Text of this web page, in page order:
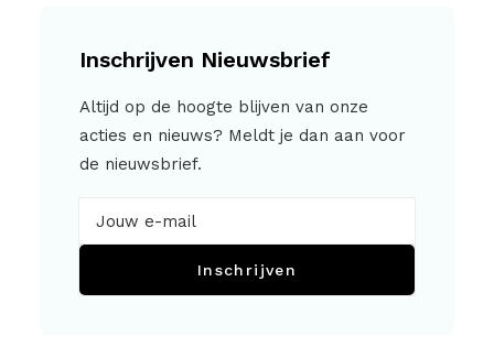
Inschrijven Nieuwsbrief
Altijd op de hoogte blijven van onze
acties en nieuws? Meldt je dan aan voor
de nieuwsbrief.
Inschrijven